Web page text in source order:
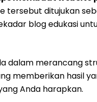
tersebut ditujukan
blog edukasi
dalam merancang
memberikan hasil
Anda harapkan.